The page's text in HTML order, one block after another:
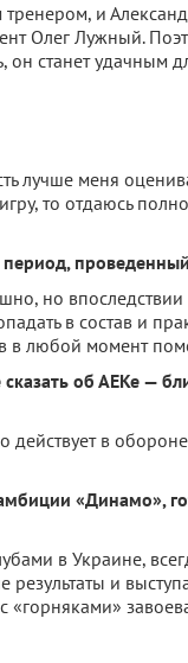
и
Олег Лужный.
станет удачным
лучше меня
то отдаюсь
проведенный
но
в состав и
в любой момент
об АЕКе —
в
«Динамо»,
в Украине,
и